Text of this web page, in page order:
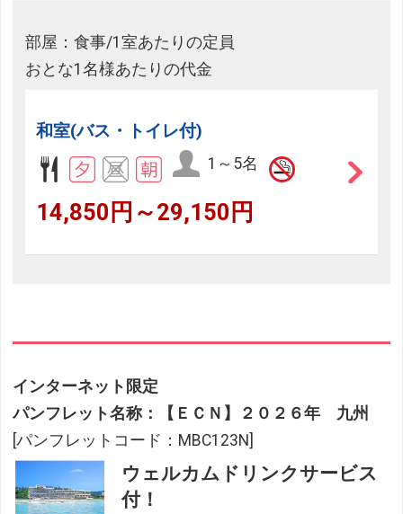
部屋：食事/1室あたりの定員
おとな1名様あたりの代金
和室(バス・トイレ付)
1～5名
14,850円～29,150円
インターネット限定
パンフレット名称：【ＥＣＮ】２０２６年 九州
[パンフレットコード：MBC123N]
ウェルカムドリンクサービス
付！